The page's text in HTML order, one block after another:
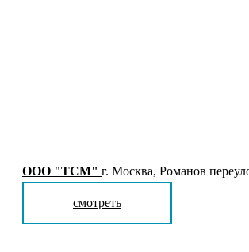
ООО "ТСМ" г. Москва, Романов
смотреть